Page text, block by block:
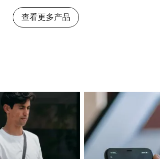
查看更多产品